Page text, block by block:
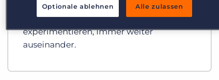
Personaldienstleistern, die KI strategisch
integrieren – und jenen, die noch
experimentieren, immer weiter
auseinander.
Optionale ablehnen Alle zulassen